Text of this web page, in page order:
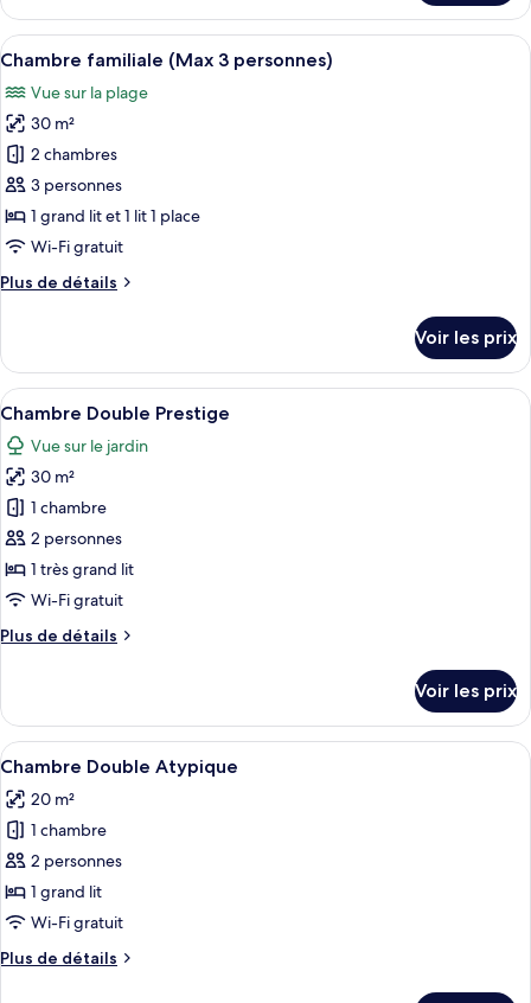
Confort
le
type
de
Chambre
Double
Confort
Afficher
toutes
les
photos
pour
ce
type
de
chambre :
Chambre
3
personnes)
Chambre familiale (Max 3
4
Chambre familiale (Max 3 personnes)
Vue sur la plage
30 m²
2 chambres
3 personnes
1 grand lit et 1 lit 1 place
Wi-Fi gratuit
Plus de détails
Plus
le
type
de
Chambre
familiale
(Max
3
personnes)
Voir les prix
Afficher
toutes
les
photos
pour
ce
type
de
chambre :
Chambre
Chambre Double Prestige | Literie
4
Chambre Double Prestige
Vue sur le jardin
30 m²
1 chambre
2 personnes
1 très grand lit
Wi-Fi gratuit
Plus de détails
Plus
le
type
de
Chambre
Double
Voir les prix
Afficher
toutes
les
photos
pour
ce
type
chambre :
Une chambre de style cabane en
4
Chambre Double Atypique
20 m²
1 chambre
2 personnes
1 grand lit
Wi-Fi gratuit
Plus de détails
Plus